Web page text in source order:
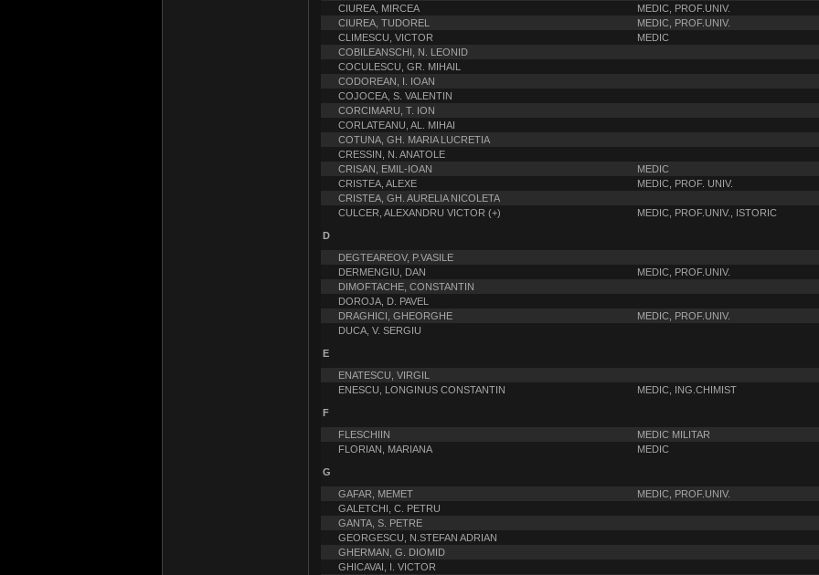
CIUREA, MIRCEA
MEDIC, PROF.UNIV.
CIUREA, TUDOREL
MEDIC, PROF.UNIV.
CLIMESCU, VICTOR
MEDIC
COBILEANSCHI, N. LEONID
COCULESCU, GR. MIHAIL
CODOREAN, I. IOAN
COJOCEA, S. VALENTIN
CORCIMARU, T. ION
CORLATEANU, AL. MIHAI
COTUNA, GH. MARIA LUCRETIA
CRESSIN, N. ANATOLE
CRISAN, EMIL-IOAN
MEDIC
CRISTEA, ALEXE
MEDIC, PROF. UNIV.
CRISTEA, GH. AURELIA NICOLETA
CULCER, ALEXANDRU VICTOR (+)
MEDIC, PROF.UNIV., ISTORIC
D
DEGTEAREOV, P.VASILE
DERMENGIU, DAN
MEDIC, PROF.UNIV.
DIMOFTACHE, CONSTANTIN
DOROJA, D. PAVEL
DRAGHICI, GHEORGHE
MEDIC, PROF.UNIV.
DUCA, V. SERGIU
E
ENATESCU, VIRGIL
ENESCU, LONGINUS CONSTANTIN
MEDIC, ING.CHIMIST
F
FLESCHIIN
MEDIC MILITAR
FLORIAN, MARIANA
MEDIC
G
GAFAR, MEMET
MEDIC, PROF.UNIV.
GALETCHI, C. PETRU
GANTA, S. PETRE
GEORGESCU, N.STEFAN ADRIAN
GHERMAN, G. DIOMID
GHICAVAI, I. VICTOR